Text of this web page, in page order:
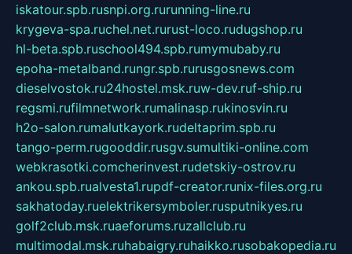
iskatour.spb.rusnpi.org.rurunning-line.ru
krygeva-spa.ruchel.net.rurust-loco.rudugshop.ru
hl-beta.spb.ruschool494.spb.rumymubaby.ru
epoha-metalband.rungr.spb.rurusgosnews.com
dieselvostok.ru24hostel.msk.ruw-dev.ruf-ship.ru
regsmi.rufilmnetwork.rumalinasp.rukinosvin.ru
h2o-salon.rumalutkayork.rudeltaprim.spb.ru
tango-perm.rugooddir.rusgv.sumultiki-online.com
webkrasotki.comcherinvest.rudetskiy-ostrov.ru
ankou.spb.rualvesta1.rupdf-creator.runix-files.org.ru
sakhatoday.ruelektrikersymboler.rusputnikyes.ru
golf2club.msk.ruaeforums.ruzallclub.ru
multimodal.msk.ruhabaigry.ruhaikko.rusobakopedia.ru